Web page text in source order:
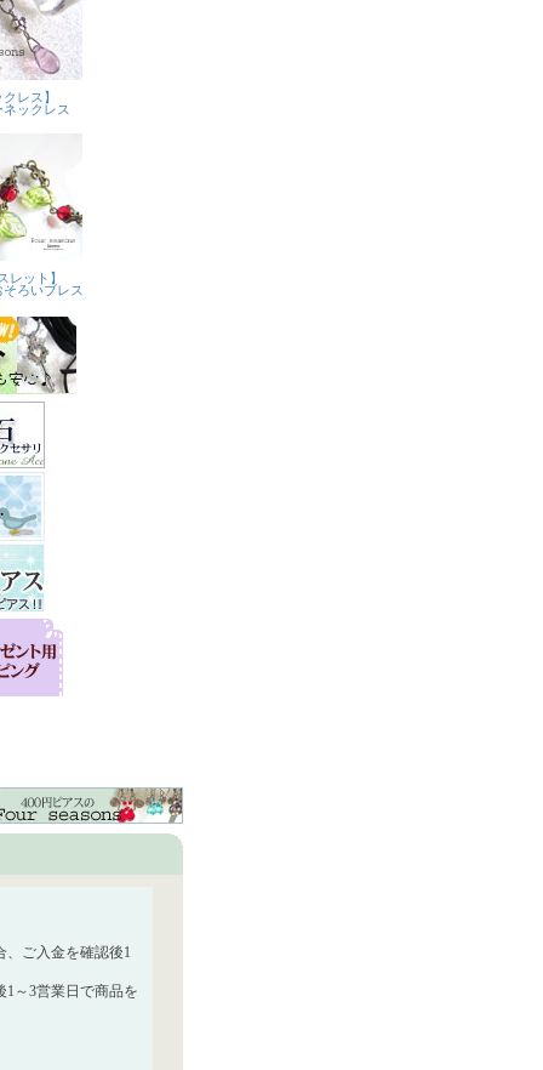
、ご入金を確認後1
～3営業日で商品を